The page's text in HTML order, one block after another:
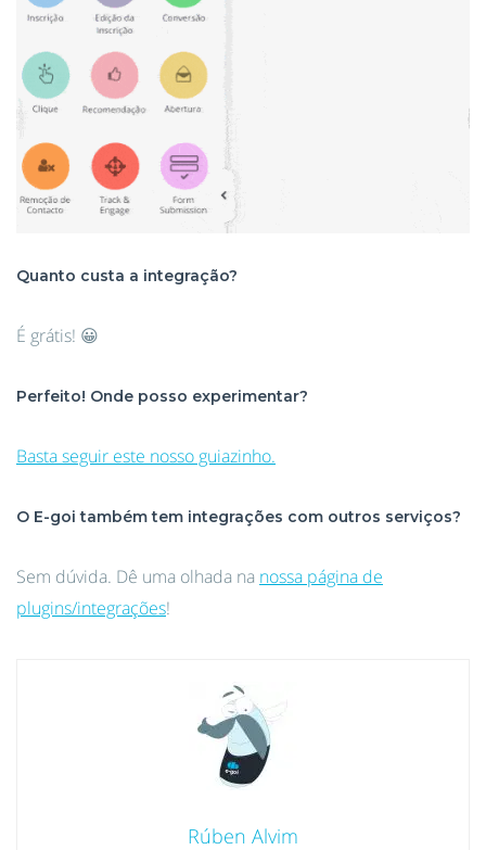
Quanto custa a integração?
É grátis! 😀
Perfeito! Onde posso experimentar?
Basta seguir este nosso guiazinho.
O E-goi também tem integrações com outros serviços?
Sem dúvida. Dê uma olhada na nossa página de
plugins/integrações!
Rúben Alvim